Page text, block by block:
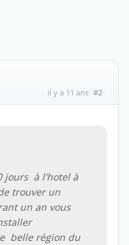
il y a 11 ans #2
jours à l'hotel à
trouver un
un an vous
belle région du